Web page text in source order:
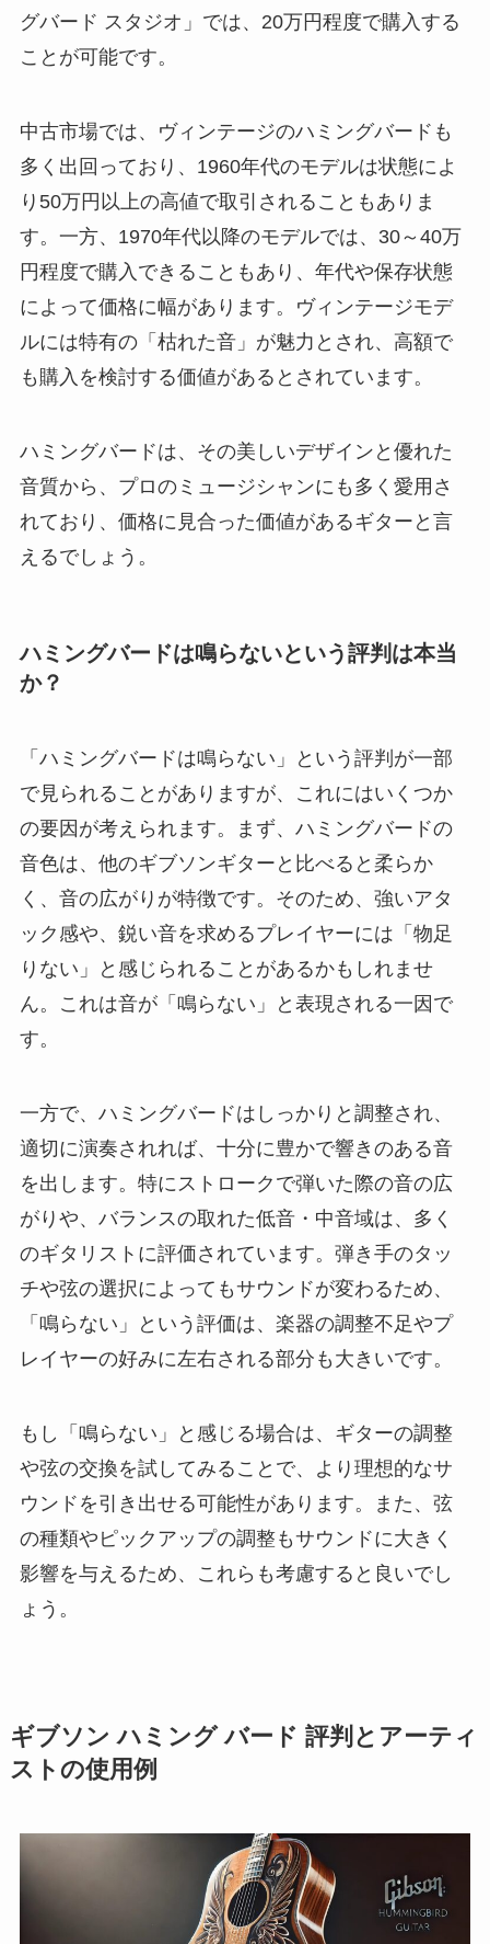
グバード スタジオ」では、20万円程度で購入する
ことが可能です。
中古市場では、ヴィンテージのハミングバードも
多く出回っており、1960年代のモデルは状態によ
り50万円以上の高値で取引されることもありま
す。一方、1970年代以降のモデルでは、30～40万
円程度で購入できることもあり、年代や保存状態
によって価格に幅があります。ヴィンテージモデ
ルには特有の「枯れた音」が魅力とされ、高額で
も購入を検討する価値があるとされています。
ハミングバードは、その美しいデザインと優れた
音質から、プロのミュージシャンにも多く愛用さ
れており、価格に見合った価値があるギターと言
えるでしょう。
ハミングバードは鳴らないという評判は本当
か？
「ハミングバードは鳴らない」という評判が一部
で見られることがありますが、これにはいくつか
の要因が考えられます。まず、ハミングバードの
音色は、他のギブソンギターと比べると柔らか
く、音の広がりが特徴です。そのため、強いアタ
ック感や、鋭い音を求めるプレイヤーには「物足
りない」と感じられることがあるかもしれませ
ん。これは音が「鳴らない」と表現される一因で
す。
一方で、ハミングバードはしっかりと調整され、
適切に演奏されれば、十分に豊かで響きのある音
を出します。特にストロークで弾いた際の音の広
がりや、バランスの取れた低音・中音域は、多く
のギタリストに評価されています。弾き手のタッ
チや弦の選択によってもサウンドが変わるため、
「鳴らない」という評価は、楽器の調整不足やプ
レイヤーの好みに左右される部分も大きいです。
もし「鳴らない」と感じる場合は、ギターの調整
や弦の交換を試してみることで、より理想的なサ
ウンドを引き出せる可能性があります。また、弦
の種類やピックアップの調整もサウンドに大きく
影響を与えるため、これらも考慮すると良いでし
ょう。
ギブソン ハミング バード 評判とアーティ
ストの使用例